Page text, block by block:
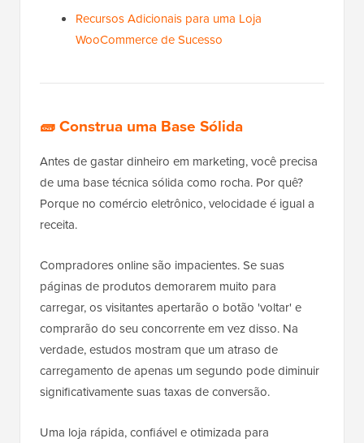
Recursos Adicionais para uma Loja
WooCommerce de Sucesso
🧱Construa uma Base Sólida
Antes de gastar dinheiro em marketing, você precisa
de uma base técnica sólida como rocha. Por quê?
Porque no comércio eletrônico, velocidade é igual a
receita.
Compradores online são impacientes. Se suas
páginas de produtos demorarem muito para
carregar, os visitantes apertarão o botão 'voltar' e
comprarão do seu concorrente em vez disso. Na
verdade, estudos mostram que um atraso de
carregamento de apenas um segundo pode diminuir
significativamente suas taxas de conversão.
Uma loja rápida, confiável e otimizada para